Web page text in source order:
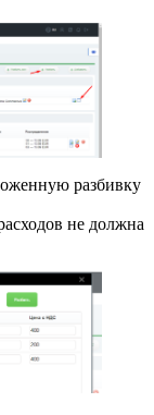
разбивку
не должна